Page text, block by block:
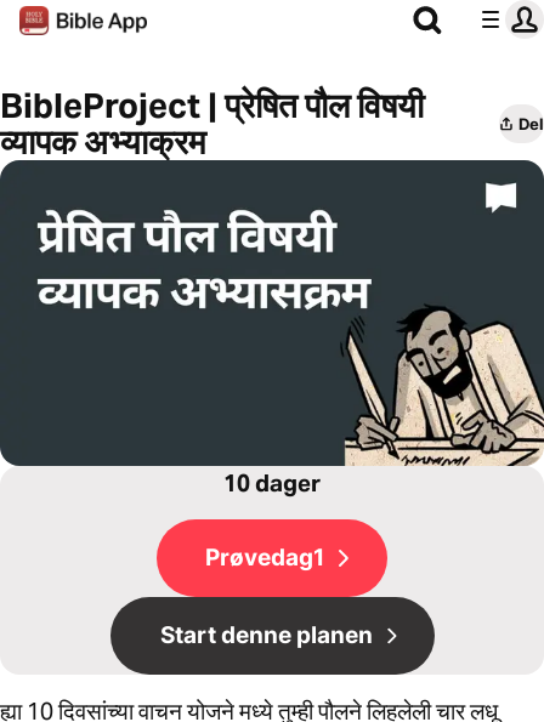
BibleProject | प्रेषित पौल विषयी
व्यापक अभ्याक्रम
Del
10 dager
Prøvedag1
Start denne planen
ह्या 10 दिवसांच्या वाचन योजने मध्ये तुम्ही पौलने लिहलेली चार लधू